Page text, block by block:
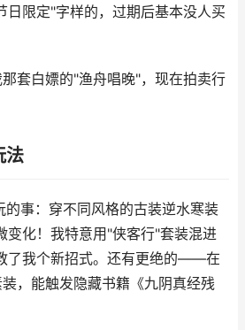
日限定"字样的，过期后基本没人买
那套白嫖的"渔舟唱晚"，现在拍卖行
法
的事：穿不同风格的古装逆水寒装
变化！我特意用"侠客行"套装混进
了我个新招式。还有更绝的——在
，能触发隐藏书籍《九阴真经残